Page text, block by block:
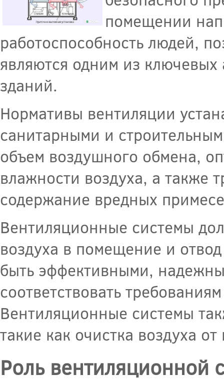
помещении
работоспособность людей,
являются одним из ключевых
зданий.
Нормативы вентиляции
санитарными и
объем воздушного обмена,
влажности воздуха, а также
содержание вредных
Вентиляционные системы
воздуха в помещение и
быть эффективными,
соответствовать
Вентиляционные системы
такие как очистка воздуха
Роль